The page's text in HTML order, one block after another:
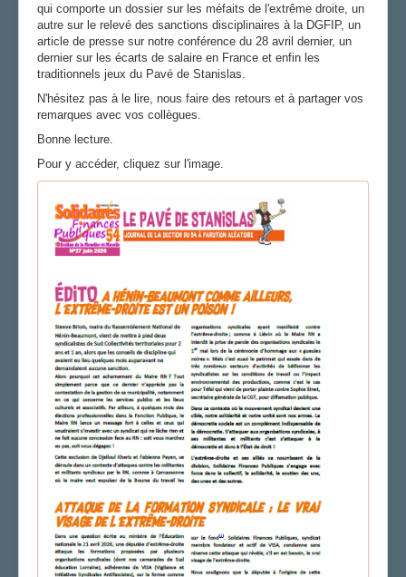
qui comporte un dossier sur les méfaits de l'extrême droite, un
autre sur le relevé des sanctions disciplinaires à la DGFIP, un
article de presse sur notre conférence du 28 avril dernier, un
dernier sur les écarts de salaire en France et enfin les
traditionnels jeux du Pavé de Stanislas.
N'hésitez pas à le lire, nous faire des retours et à partager vos
remarques avec vos collègues.
Bonne lecture.
Pour y accéder, cliquez sur l'image.